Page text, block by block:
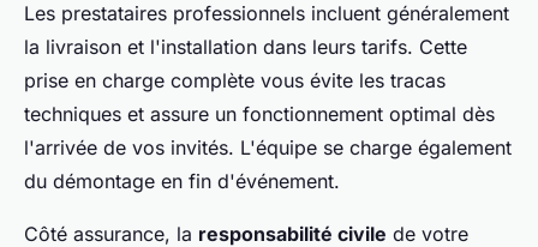
Les prestataires professionnels incluent généralement
la livraison et l'installation dans leurs tarifs. Cette
prise en charge complète vous évite les tracas
techniques et assure un fonctionnement optimal dès
l'arrivée de vos invités. L'équipe se charge également
du démontage en fin d'événement.
Côté assurance, la responsabilité civile de votre